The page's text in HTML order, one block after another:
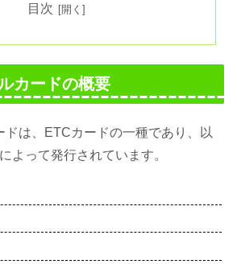
目次
カードの概要
ドは、ETCカードの一種であり、以
よって発行されています。